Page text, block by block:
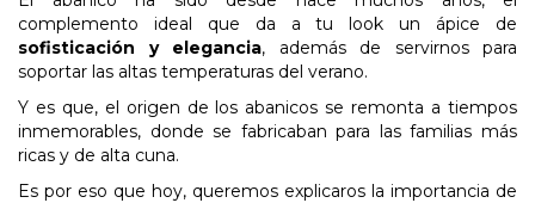
complemento ideal que da a tu look un ápice de
sofisticación y elegancia, además de servirnos para
soportar las altas temperaturas del verano.
Y es que, el origen de los abanicos se remonta a tiempos
inmemorables, donde se fabricaban para las familias más
ricas y de alta cuna.
Es por eso que hoy, queremos explicaros la importancia de